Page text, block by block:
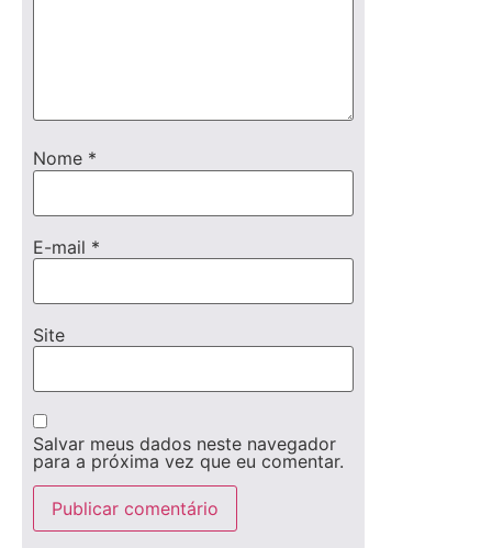
Nome *
E-mail *
Site
Salvar meus dados neste navegador
para a próxima vez que eu comentar.